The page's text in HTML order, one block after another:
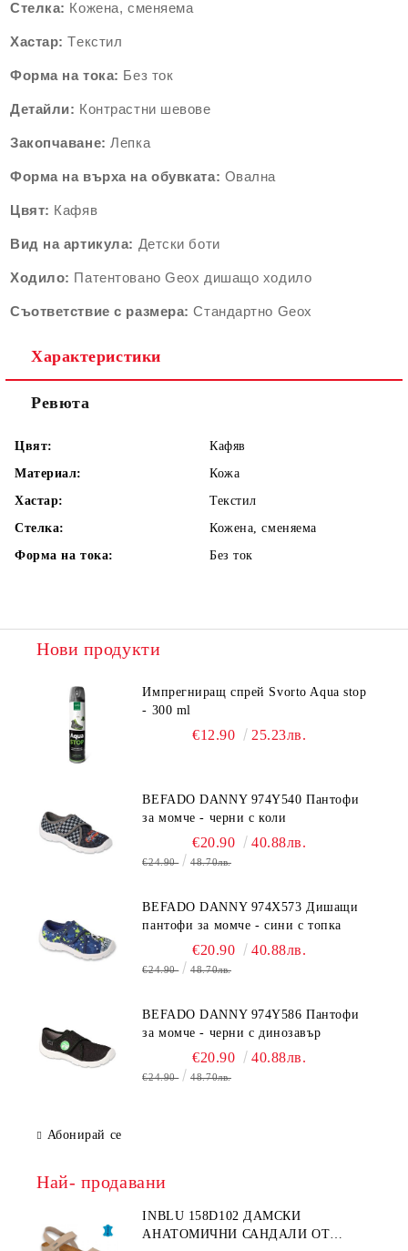
Стелка: Кожена, сменяема
Хастар: Tекстил
Форма на тока: Без ток
Детайли: Контрастни шевове
Закопчаване: Лепка
Форма на върха на обувката: Овална
Цвят: Кафяв
Вид на артикула: Детски боти
Ходило: Патентовано Geox дишащо ходило
Съответствие с размера:Стандартно Geox
Характеристики
Ревюта
Цвят:
Кафяв
Материал:
Кожа
Хастар:
Текстил
Стелка:
Кожена, сменяема
Форма на тока:
Без ток
Нови продукти
Импрегниращ спрей Svorto Aqua stop
- 300 ml
€12.90 25.23лв.
BEFADO DANNY 974Y540 Пантофи
за момче - черни с коли
€20.90 40.88лв.
€24.90 48.70лв.
BEFADO DANNY 974X573 Дишащи
пантофи за момче - сини с топка
€20.90 40.88лв.
€24.90 48.70лв.
BEFADO DANNY 974Y586 Пантофи
за момче - черни с динозавър
€20.90 40.88лв.
€24.90 48.70лв.
Абонирай се
Най- продавани
INBLU 158D102 ДАМСКИ
АНАТОМИЧНИ САНДАЛИ ОТ